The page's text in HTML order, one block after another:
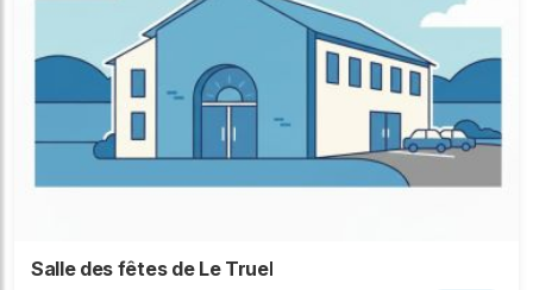
Salle des fêtes de Le Truel